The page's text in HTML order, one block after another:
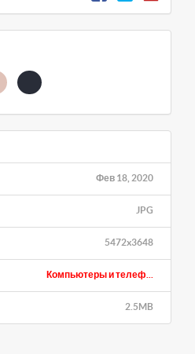
Фев 18, 2020
JPG
5472x3648
Компьютеры и телеф...
2.5MB